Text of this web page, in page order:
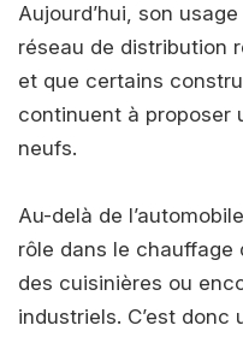
Aujourd’hui, son
réseau de distribution
et que certains
continuent à proposer
neufs.
Au-delà de
rôle dans le chauffage
des cuisinières ou
industriels. C’est